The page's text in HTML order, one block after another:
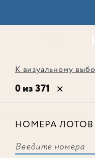
К визуальному
0 из 371
НОМЕРА ЛОТОВ